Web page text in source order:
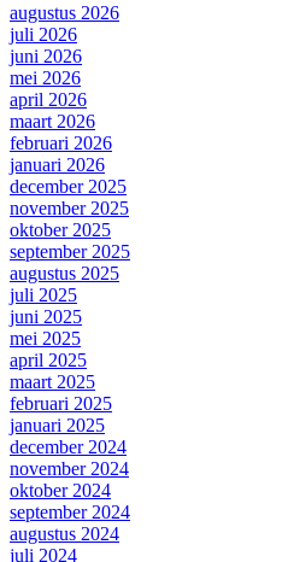
augustus 2026
juli 2026
juni 2026
mei 2026
april 2026
maart 2026
februari 2026
januari 2026
december 2025
november 2025
oktober 2025
september 2025
augustus 2025
juli 2025
juni 2025
mei 2025
april 2025
maart 2025
februari 2025
januari 2025
december 2024
november 2024
oktober 2024
september 2024
augustus 2024
juli 2024